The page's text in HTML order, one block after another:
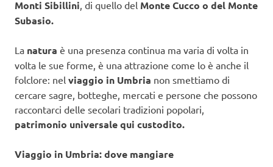
Monti Sibillini , di quello del Monte Cucco o del Monte
Subasio.
La natura è una presenza continua ma varia di volta in
volta le sue forme, è una attrazione come lo è anche il
folclore: nel viaggio in Umbria non smettiamo di
cercare sagre, botteghe, mercati e persone che possono
raccontarci delle secolari tradizioni popolari,
patrimonio universale qui custodito.
Viaggio in Umbria: dove mangiare